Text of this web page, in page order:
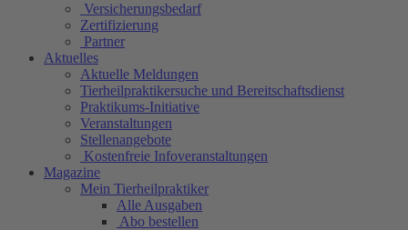
Versicherungsbedarf
Zertifizierung
Partner
Aktuelles
Aktuelle Meldungen
Tierheilpraktikersuche und Bereitschaftsdienst
Praktikums-Initiative
Veranstaltungen
Stellenangebote
Kostenfreie Infoveranstaltungen
Magazine
Mein Tierheilpraktiker
Alle Ausgaben
Abo bestellen